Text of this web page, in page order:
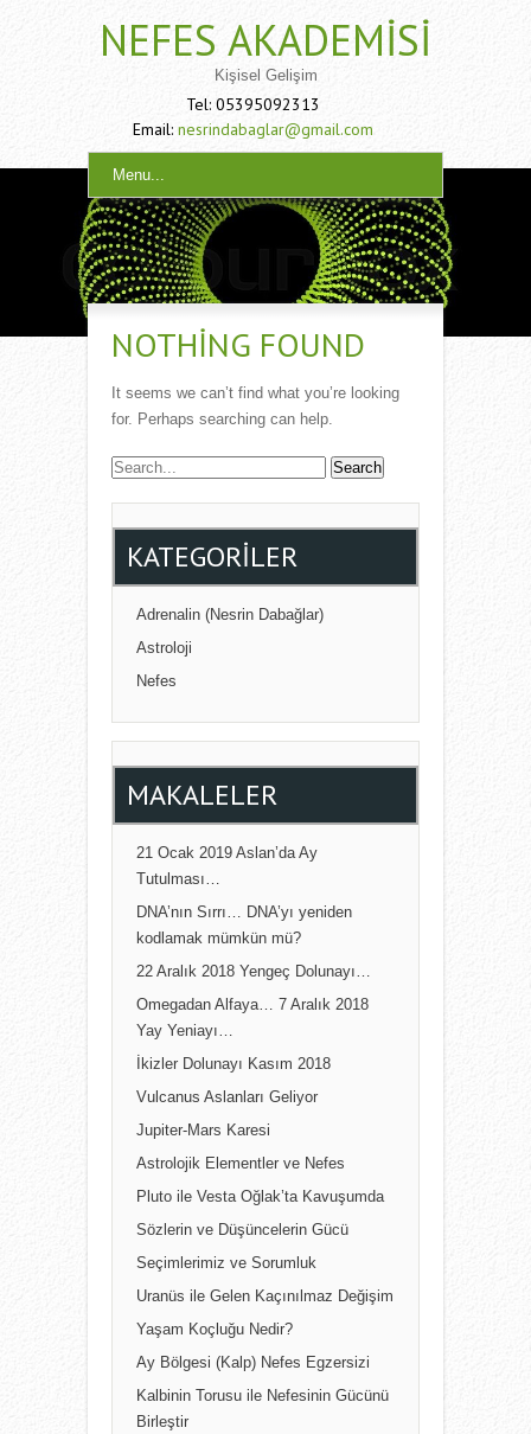
NEFES AKADEMISI
Kişisel Gelişim
Tel: 05395092313
Email: nesrindabaglar@gmail.com
Menu...
NOTHING FOUND
It seems we can’t find what you’re looking
for. Perhaps searching can help.
KATEGORILER
Adrenalin (Nesrin Dabağlar)
Astroloji
Nefes
MAKALELER
21 Ocak 2019 Aslan’da Ay
Tutulması…
DNA’nın Sırrı… DNA’yı yeniden
kodlamak mümkün mü?
22 Aralık 2018 Yengeç Dolunayı…
Omegadan Alfaya… 7 Aralık 2018
Yay Yeniayı…
İkizler Dolunayı Kasım 2018
Vulcanus Aslanları Geliyor
Jupiter-Mars Karesi
Astrolojik Elementler ve Nefes
Pluto ile Vesta Oğlak’ta Kavuşumda
Sözlerin ve Düşüncelerin Gücü
Seçimlerimiz ve Sorumluk
Uranüs ile Gelen Kaçınılmaz Değişim
Yaşam Koçluğu Nedir?
Ay Bölgesi (Kalp) Nefes Egzersizi
Kalbinin Torusu ile Nefesinin Gücünü
Birleştir